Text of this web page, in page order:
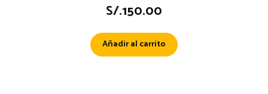
S/.150.00
Añadir al carrito